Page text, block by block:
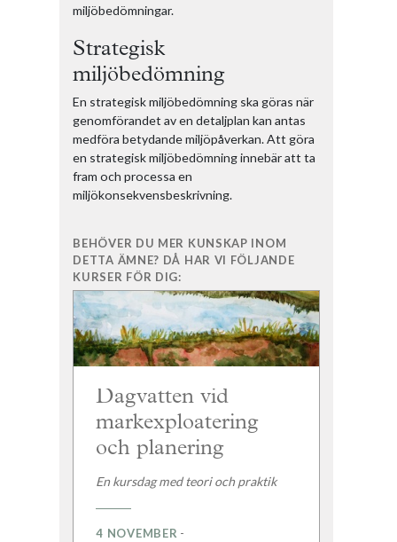
miljöbedömningar.
Strategisk
miljöbedömning
En strategisk miljöbedömning ska göras när
genomförandet av en detaljplan kan antas
medföra betydande miljöpåverkan. Att göra
en strategisk miljöbedömning innebär att ta
fram och processa en
miljökonsekvensbeskrivning.
BEHÖVER DU MER KUNSKAP INOM
DETTA ÄMNE? DÅ HAR VI FÖLJANDE
KURSER FÖR DIG:
Dagvatten vid
markexploatering
och planering
En kursdag med teori och praktik
4 NOVEMBER -